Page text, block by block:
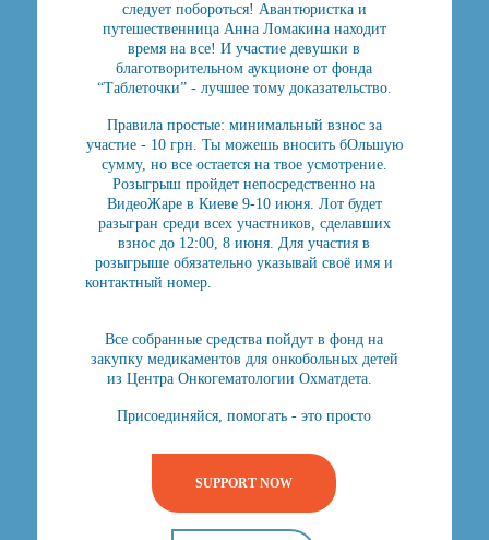
следует побороться! Авантюристка и
путешественница Анна Ломакина находит
время на все! И участие девушки в
благотворительном аукционе от фонда
“Таблеточки” - лучшее тому доказательство.
Правила простые: минимальный взнос за
участие - 10 грн. Ты можешь вносить бОльшую
сумму, но все остается на твое усмотрение.
Розыгрыш пройдет непосредственно на
ВидеоЖаре в Киеве 9-10 июня. Лот будет
разыгран среди всех участников, сделавших
взнос до 12:00, 8 июня. Для участия в
розыгрыше обязательно указывай своё имя и
контактный номер.
Все собранные средства пойдут в фонд на
закупку медикаментов для онкобольных детей
из Центра Онкогематологии Охматдета.
Присоединяйся, помогать - это просто
SUPPORT NOW